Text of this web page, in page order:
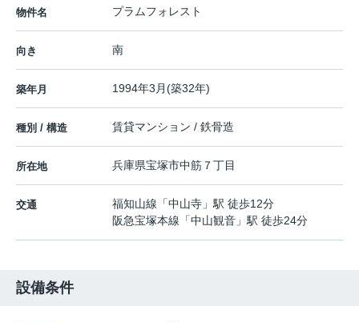
物件名 プラムフォレスト
向き 南
築年月 1994年3月(築32年)
種別 / 構造 賃貸マンション / 鉄骨造
所在地 兵庫県宝塚市中筋 ７丁目
交通 福知山線 「中山寺 」駅 徒歩12分
阪急宝塚本線 「中山観音 」駅 徒歩24分
設備条件